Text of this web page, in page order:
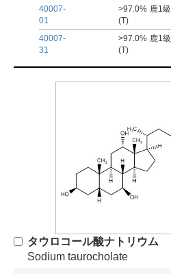
40007-
01
>97.0%
(T)
鹿1級
40007-
31
>97.0%
(T)
鹿1級
タウロコール酸ナトリウム
Sodium taurocholate